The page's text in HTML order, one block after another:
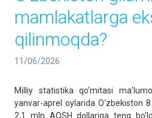
mamlakatlarga
qilinmoqda?
11/06/2026
Milliy statistika qo‘mitasi
yanvar-aprel oylarida O‘zbekiston
2,1 mln AQSH dollariga teng